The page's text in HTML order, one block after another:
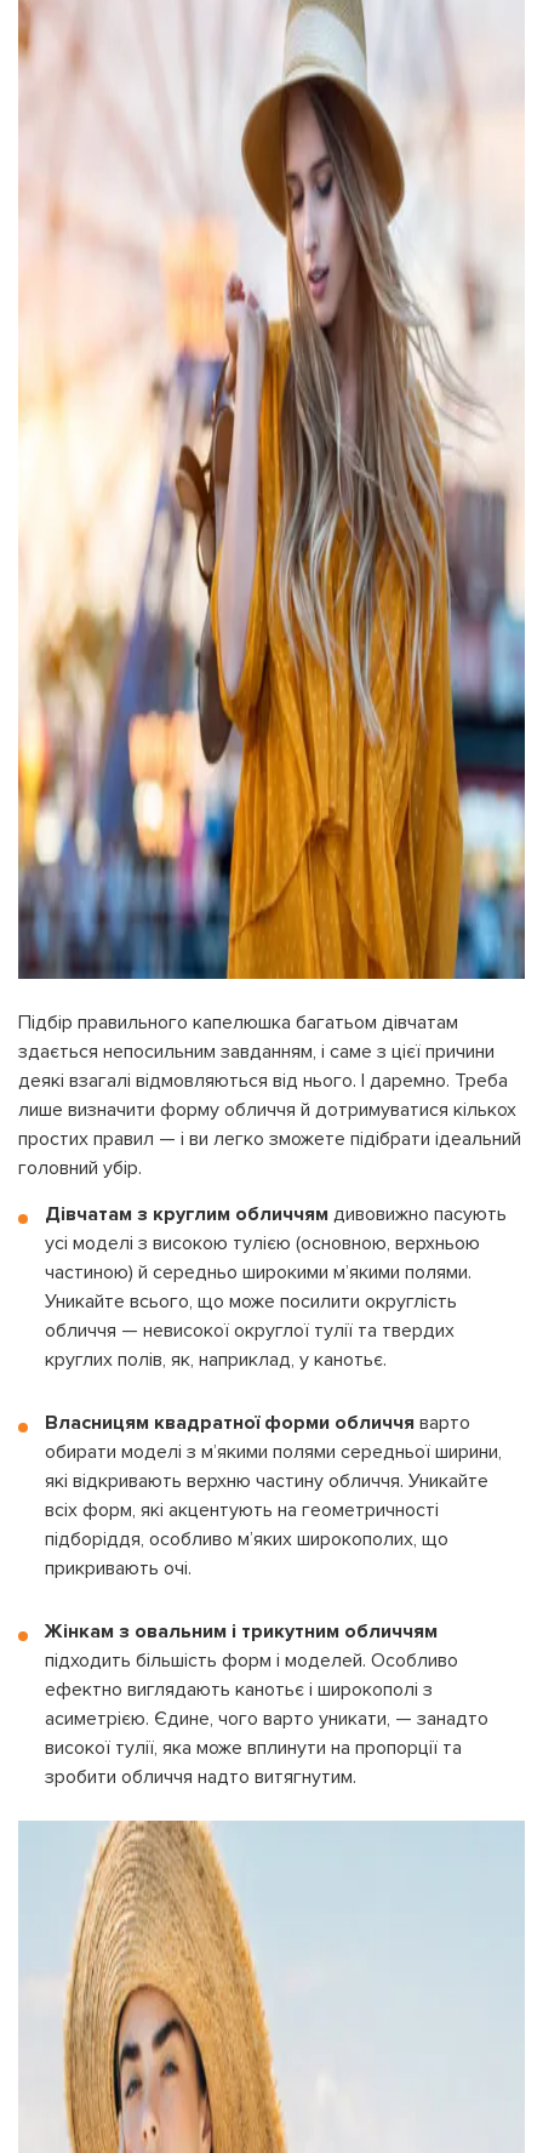
Підбір правильного капелюшка багатьом дівчатам
здається непосильним завданням, і саме з цієї причини
деякі взагалі відмовляються від нього. І даремно. Треба
лише визначити форму обличчя й дотримуватися кількох
простих правил — і ви легко зможете підібрати ідеальний
головний убір.
Дівчатам з круглим обличчям дивовижно пасують
усі моделі з високою тулією (основною, верхньою
частиною) й середньо широкими м’якими полями.
Уникайте всього, що може посилити округлість
обличчя — невисокої округлої тулії та твердих
круглих полів, як, наприклад, у канотьє.
Власницям квадратної форми обличчя варто
обирати моделі з м’якими полями середньої ширини,
які відкривають верхню частину обличчя. Уникайте
всіх форм, які акцентують на геометричності
підборіддя, особливо м’яких широкополих, що
прикривають очі.
Жінкам з овальним і трикутним обличчям
підходить більшість форм і моделей. Особливо
ефектно виглядають канотьє і широкополі з
асиметрією. Єдине, чого варто уникати, — занадто
високої тулії, яка може вплинути на пропорції та
зробити обличчя надто витягнутим.